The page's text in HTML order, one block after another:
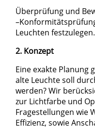
Überprüfung und
Leuchten festzulegen.
2. Konzept
Eine exakte Planung
alte Leuchte soll
werden? Wir
zur Lichtfarbe und
Fragestellungen wie
Efﬁzienz, sowie